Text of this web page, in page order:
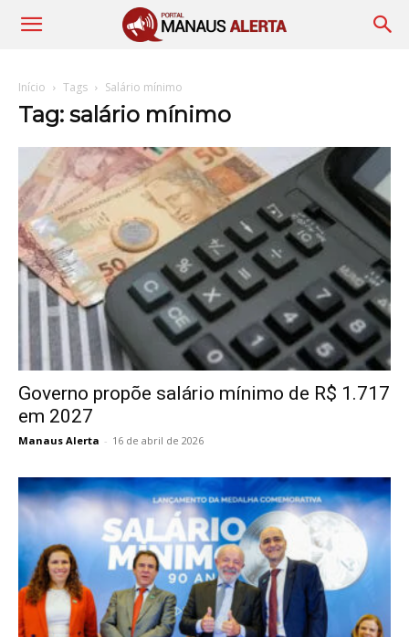
Início Tags Salário mínimo
Tag: salário mínimo
Governo propõe salário mínimo de R$ 1.717
em 2027
Manaus Alerta - 16 de abril de 2026